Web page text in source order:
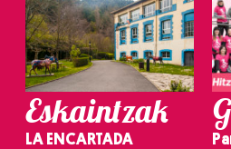
Eskaintzak
LA ENCARTADA